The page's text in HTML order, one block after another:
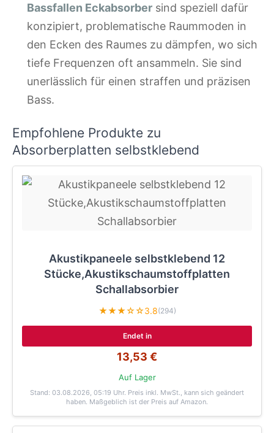
Bassfallen Eckabsorber sind speziell dafür
konzipiert, problematische Raummoden in
den Ecken des Raumes zu dämpfen, wo sich
tiefe Frequenzen oft ansammeln. Sie sind
unerlässlich für einen straffen und präzisen
Bass.
Empfohlene Produkte zu
Absorberplatten selbstklebend
Akustikpaneele selbstklebend 12
Stücke,Akustikschaumstoffplatten
Schallabsorbier
★★★☆☆3.8(294)
Endet in
13,53 €
Auf Lager
Stand: 03.08.2026, 05:19 Uhr. Preis inkl. MwSt., kann sich geändert
haben. Maßgeblich ist der Preis auf Amazon.